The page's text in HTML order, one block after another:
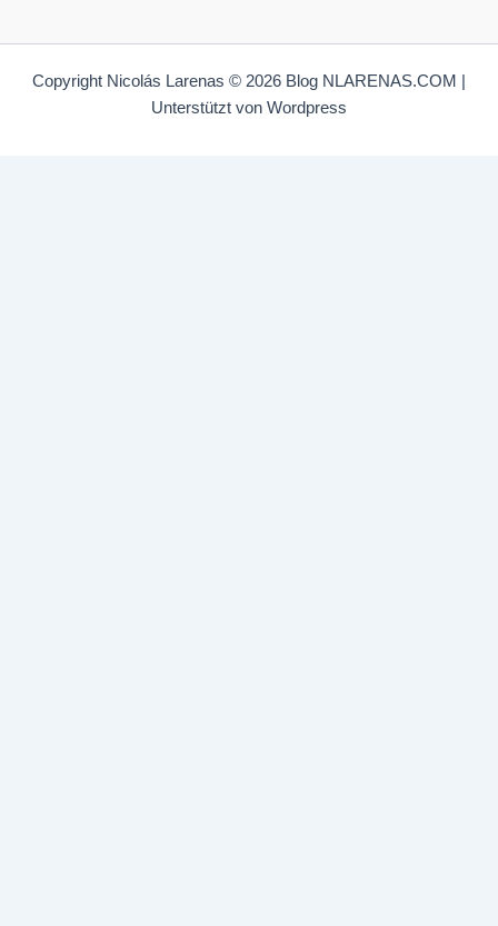
Copyright Nicolás Larenas © 2026 Blog NLARENAS.COM |
Unterstützt von Wordpress